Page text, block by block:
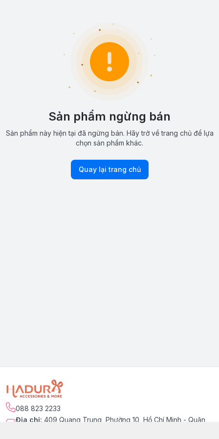
Sản phẩm ngừng bán
Sản phẩm này hiện tại đã ngừng bán. Hãy trở về trang chủ để lựa
chọn sản phẩm khác.
Quay lại trang chủ
088 823 2233
Địa chỉ: 409 Quang Trung, Phường 10, Hồ Chí Minh - Quận